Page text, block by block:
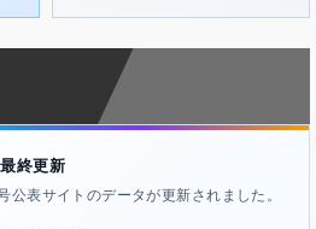
終更新
公表サイトのデータが更新されました。